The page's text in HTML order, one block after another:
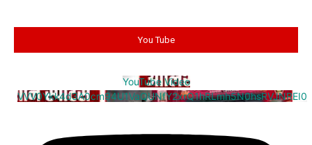
You Tube
YouTube Video
VVV0Ykk4d3A0cm94U1VaQUNfY2xrQ1hRLmh5N0hsRVJNREI0